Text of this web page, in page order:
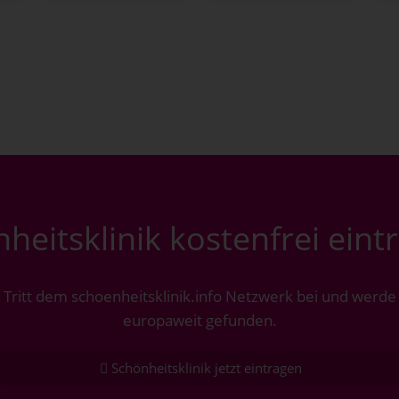
kostenfrei
Tritt dem schoenheitsklinik.info Netzwerk bei und werde
europaweit gefunden.
Schönheitsklinik jetzt eintragen